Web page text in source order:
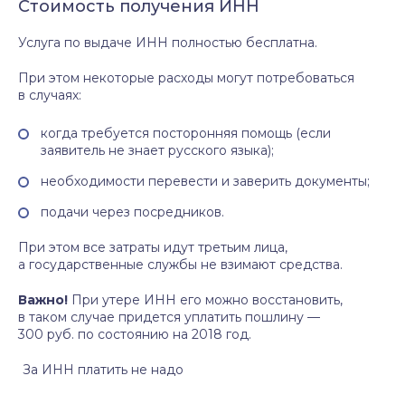
Стоимость получения ИНН
Услуга по выдаче ИНН полностью бесплатна.
При этом некоторые расходы могут потребоваться
в случаях:
когда требуется посторонняя помощь (если
заявитель не знает русского языка);
необходимости перевести и заверить документы;
подачи через посредников.
При этом все затраты идут третьим лица,
а государственные службы не взимают средства.
Важно! При утере ИНН его можно восстановить,
в таком случае придется уплатить пошлину —
300 руб. по состоянию на 2018 год.
За ИНН платить не надо